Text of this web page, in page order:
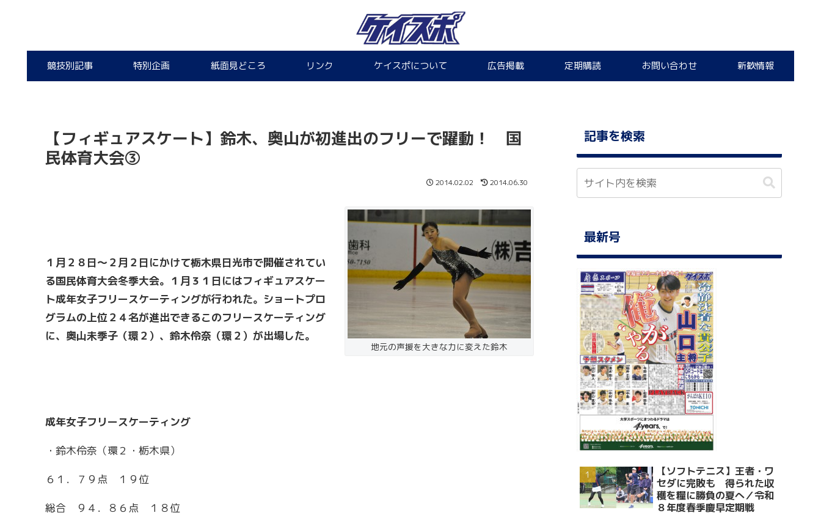
競技別記事 特別企画 紙面見どころ リンク ケイスポについて 広告掲載 定期購読 お問い合わせ 新歓情報
【フィギュアスケート】鈴木、奥山が初進出のフリーで躍動！ 国
民体育大会③
2014.02.02 2014.06.30
地元の声援を大きな力に変えた鈴木
１月２８日～２月２日にかけて栃木県日光市で開催されてい
る国民体育大会冬季大会。１月３１日にはフィギュアスケー
ト成年女子フリースケーティングが行われた。ショートプロ
グラムの上位２４名が進出できるこのフリースケーティング
に、奥山未季子（環２）、鈴木伶奈（環２）が出場した。
成年女子フリースケーティング
・鈴木伶奈（環２・栃木県）
６１．７９点 １９位
総合 ９４．８６点 １８位
記事を検索
最新号
【ソフトテニス】王者・ワ
セダに完敗も 得られた収
穫を糧に勝負の夏へ／令和
８年度春季慶早定期戦